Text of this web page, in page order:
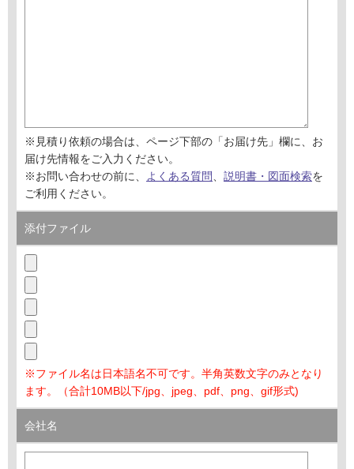
※見積り依頼の場合は、ページ下部の「お届け先」欄に、お
届け先情報をご入力ください。
※お問い合わせの前に、
よくある質問 説明書・図面検索を
ご利用ください。
添付ファイル
※ファイル名は日本語名不可です。半角英数文字のみとなり
ます。（合計10MB以下/jpg、jpeg、pdf、png、gif形式)
会社名